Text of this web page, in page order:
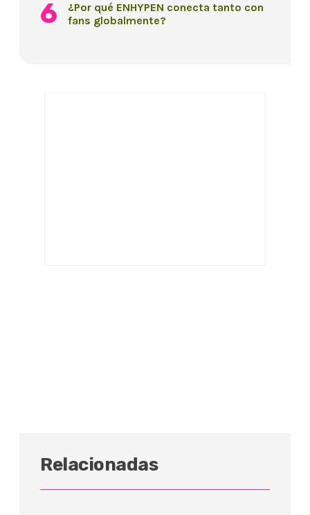
¿Por qué ENHYPEN conecta tanto con
fans globalmente?
Relacionadas